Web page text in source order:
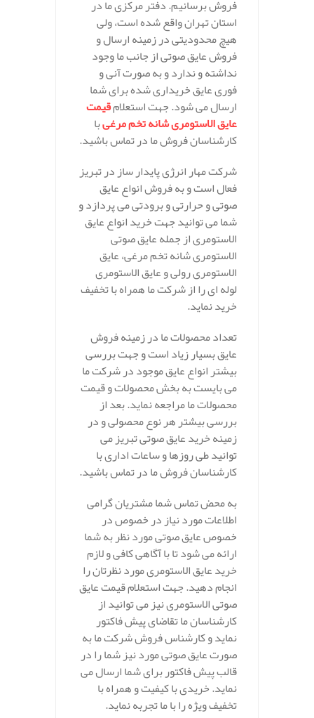
فروش برسانیم. دفتر مرکزی ما در
استان تهران واقع شده است، ولی
هیچ محدودیتی در زمینه ارسال و
فروش عایق صوتی از جانب ما وجود
نداشته و ندارد و به صورت آنی و
فوری عایق خریداری شده برای شما
ارسال می شود. جهت استعلامقیمت
عایق الاستومری شانه تخم مرغیبا
کارشناسان فروش ما در تماس باشید.
شرکت مهار انرژی پایدار ساز در تبریز
فعال است و به فروش انواع عایق
صوتی و حرارتی و برودتی می پردازد و
شما می توانید جهت خرید انواع عایق
الاستومری از جمله عایق صوتی
الاستومری شانه تخم مرغی، عایق
الاستومری رولی و عایق الاستومری
لوله ای را از شرکت ما همراه با تخفیف
خرید نماید.
تعداد محصولات ما در زمینه فروش
عایق بسیار زیاد است و جهت بررسی
بیشتر انواع عایق موجود در شرکت ما
می بایست به بخش محصولات و قیمت
محصولات ما مراجعه نماید. بعد از
بررسی بیشتر هر نوع محصولی و در
زمینه خرید عایق صوتی تبریز می
توانید طی روزها و ساعات اداری با
کارشناسان فروش ما در تماس باشید.
به محض تماس شما مشتریان گرامی
اطلاعات مورد نیاز در خصوص در
خصوص عایق صوتی مورد نظر به شما
ارائه می شود تا با آگاهی کافی و لازم
خرید عایق الاستومری مورد نظرتان را
انجام دهید. جهت استعلام قیمت عایق
صوتی الاستومری نیز می توانید از
کارشناسان ما تقاضای پیش فاکتور
نماید و کارشناس فروش شرکت ما به
صورت عایق صوتی مورد نیز شما را در
قالب پیش فاکتور برای شما ارسال می
نماید. خریدی با کیفیت و همراه با
تخفیف ویژه را با ما تجربه نماید.